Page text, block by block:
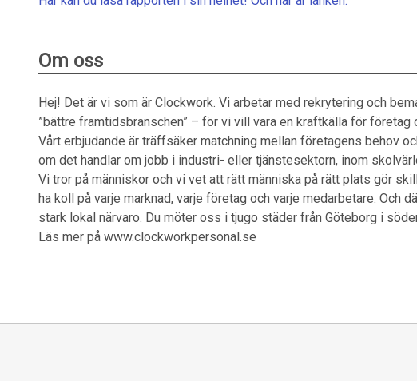
Om oss
Hej! Det är vi som är Clockwork. Vi arbetar med rekrytering och
”bättre framtidsbranschen” – för vi vill vara en kraftkälla för
Vårt erbjudande är träffsäker matchning mellan företagens behov
om det handlar om jobb i industri- eller tjänstesektorn, inom
Vi tror på människor och vi vet att rätt människa på rätt plats gör
ha koll på varje marknad, varje företag och varje medarbetare. Och
stark lokal närvaro. Du möter oss i tjugo städer från Göteborg i
Läs mer på www.clockworkpersonal.se